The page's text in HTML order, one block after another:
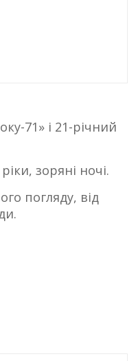
71» і 21-річний
зоряні ночі.
погляду, від